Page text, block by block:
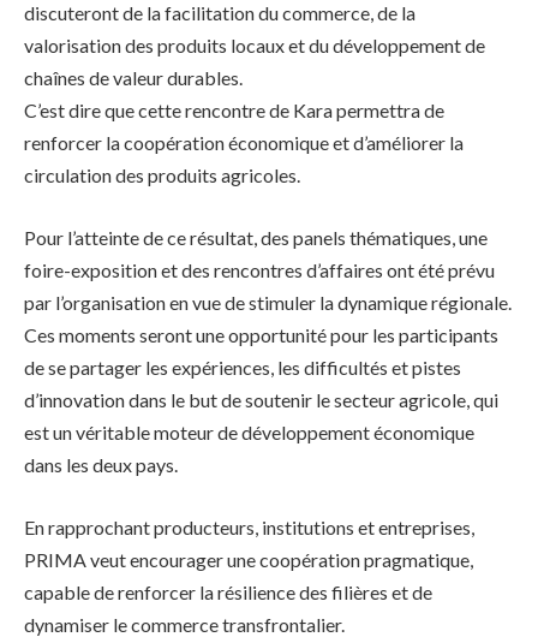
discuteront de la facilitation du commerce, de la
valorisation des produits locaux et du développement de
chaînes de valeur durables.
C’est dire que cette rencontre de Kara permettra de
renforcer la coopération économique et d’améliorer la
circulation des produits agricoles.
Pour l’atteinte de ce résultat, des panels thématiques, une
foire-exposition et des rencontres d’affaires ont été prévu
par l’organisation en vue de stimuler la dynamique régionale.
Ces moments seront une opportunité pour les participants
de se partager les expériences, les difficultés et pistes
d’innovation dans le but de soutenir le secteur agricole, qui
est un véritable moteur de développement économique
dans les deux pays.
En rapprochant producteurs, institutions et entreprises,
PRIMA veut encourager une coopération pragmatique,
capable de renforcer la résilience des filières et de
dynamiser le commerce transfrontalier.